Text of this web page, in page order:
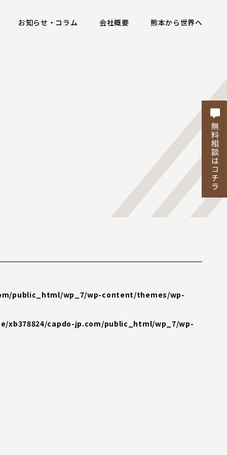
お知らせ・コラム 会社概要 熊本から世界へ
public_html/wp_7/wp-content/themes/wp-
xb378824/capdo-jp.com/public_html/wp_7/wp-